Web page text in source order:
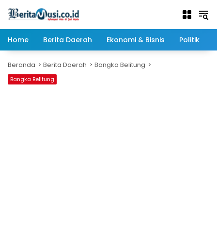
Home
Berita Daerah Ekonomi & Bisnis Politik
Beranda Berita Daerah Bangka Belitung
Bangka Belitung